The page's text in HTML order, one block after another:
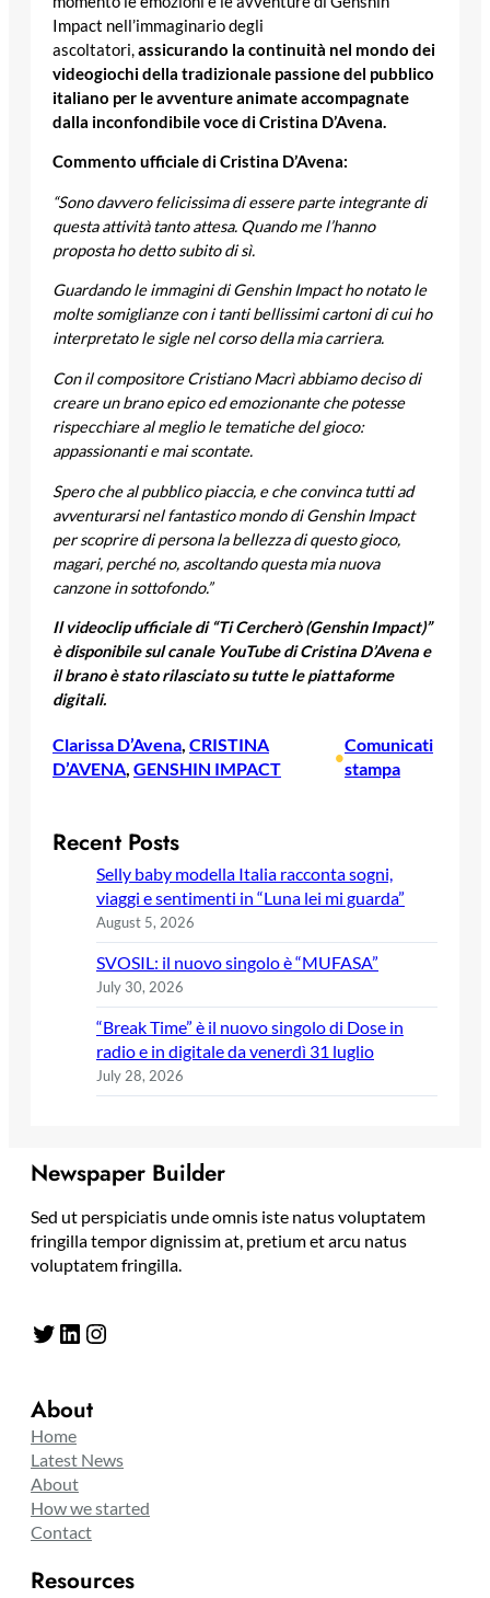
Impact nell’immaginario degli
ascoltatori,assicurando la continuità nel mondo dei
videogiochi della tradizionale passione del pubblico
italiano per le avventure animate accompagnate
dalla inconfondibile voce di Cristina D’Avena.
Commento ufficiale di Cristina D’Avena:
“Sono davvero felicissima di essere parte integrante di
questa attività tanto attesa. Quando me l’hanno
proposta ho detto subito di sì.
Guardando le immagini di Genshin Impact ho notato le
molte somiglianze con i tanti bellissimi cartoni di cui ho
interpretato le sigle nel corso della mia carriera.
Con il compositore Cristiano Macrì abbiamo deciso di
creare un brano epico ed emozionante che potesse
rispecchiare al meglio le tematiche del gioco:
appassionanti e mai scontate.
Spero che al pubblico piaccia, e che convinca tutti ad
avventurarsi nel fantastico mondo di Genshin Impact
per scoprire di persona la bellezza di questo gioco,
magari, perché no, ascoltando questa mia nuova
canzone in sottofondo.”
Il videoclip ufficiale di “Ti Cercherò (Genshin Impact)”
è disponibile sul canale YouTube di Cristina D’Avena e
il brano è stato rilasciato su tutte le piattaforme
digitali.
Clarissa D’Avena CRISTINA
D’AVENA GENSHIN IMPACT
•
Comunicati
stampa
Recent Posts
Selly baby modella Italia racconta sogni,
viaggi e sentimenti in “Luna lei mi guarda”
August 5, 2026
SVOSIL: il nuovo singolo è “MUFASA”
July 30, 2026
“Break Time” è il nuovo singolo di Dose in
radio e in digitale da venerdì 31 luglio
July 28, 2026
Newspaper Builder
Sed ut perspiciatis unde omnis iste natus voluptatem
fringilla tempor dignissim at, pretium et arcu natus
voluptatem fringilla.
Twitter LinkedIn Instagram
About
Home
Latest News
About
How we started
Contact
Resources